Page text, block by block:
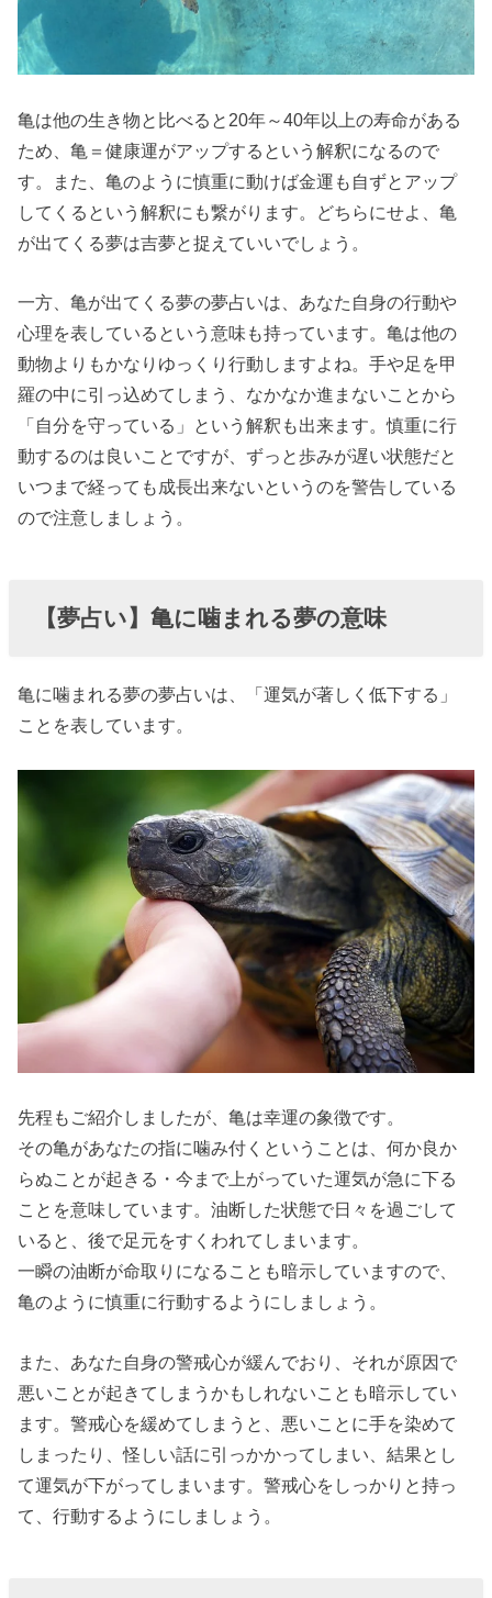
さい亀が出て
くる夢の意味
› 【夢占い】亀
を食べる夢の
意味
› 【夢占い】亀
が泳ぐ夢の意
味
› 【夢占い】亀
と一緒に泳ぐ
夢の意味は？
› 【夢占い】蛇
› 【夢占い】亀
› 【夢占い】亀
味
› 【夢占い】亀
が卵を産む夢
の意味
› 【夢占い】亀
が家に入って
くる夢の意味
› 【夢占い】亀
から追いかけ
られる夢の意
味
› 最後に
亀は他の生き物と比べると20年～40年以上の寿命がある
ため、亀＝健康運がアップするという解釈になるので
す。また、亀のように慎重に動けば金運も自ずとアップ
してくるという解釈にも繋がります。どちらにせよ、亀
が出てくる夢は吉夢と捉えていいでしょう。
一方、亀が出てくる夢の夢占いは、あなた自身の行動や
心理を表しているという意味も持っています。亀は他の
動物よりもかなりゆっくり行動しますよね。手や足を甲
羅の中に引っ込めてしまう、なかなか進まないことから
「自分を守っている」という解釈も出来ます。慎重に行
動するのは良いことですが、ずっと歩みが遅い状態だと
いつまで経っても成長出来ないというのを警告している
ので注意しましょう。
【夢占い】亀に噛まれる夢の意味
亀に噛まれる夢の夢占いは、「運気が著しく低下する」
ことを表しています。
先程もご紹介しましたが、亀は幸運の象徴です。
その亀があなたの指に噛み付くということは、何か良か
らぬことが起きる・今まで上がっていた運気が急に下る
ことを意味しています。油断した状態で日々を過ごして
いると、後で足元をすくわれてしまいます。
一瞬の油断が命取りになることも暗示していますので、
亀のように慎重に行動するようにしましょう。
また、あなた自身の警戒心が緩んでおり、それが原因で
悪いことが起きてしまうかもしれないことも暗示してい
ます。警戒心を緩めてしまうと、悪いことに手を染めて
しまったり、怪しい話に引っかかってしまい、結果とし
て運気が下がってしまいます。警戒心をしっかりと持っ
て、行動するようにしましょう。